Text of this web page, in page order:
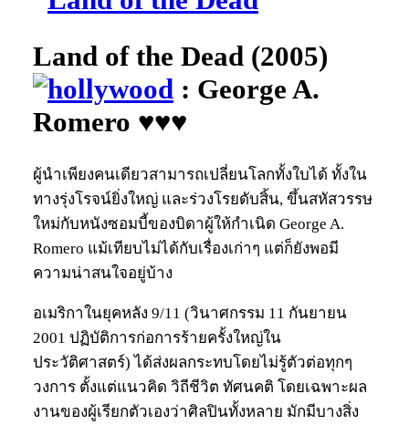
Land of the Dead (2005)
: George A.
Romero ♥♥♥
ผู้นำเพียงคนเดียวสามารถเปลี่ยนโลกทั้งใบได้ ทั้งใน
ทางรุ่งโรจน์ยิ่งใหญ่ และร่วงโรยดับสิ้น, ขึ้นสหัสวรรษ
ใหม่กับหนังซอมบี้ของบิดาผู้ให้กำเนิด George A.
Romero แม้เทียบไม่ได้กับเรื่องเก่าๆ แต่ก็ยังพอมี
ความน่าสนใจอยู่บ้าง
อเมริกาในยุคหลัง 9/11 (วินาศกรรม 11 กันยายน
2001 ปฏิบัติการก่อการร้ายครั้งใหญ่ใน
ประวัติศาสตร์) ได้ส่งผลกระทบโดยไม่รู้ตัวต่อทุกๆ
วงการ ตั้งแต่แนวคิด วิถีชีวิต ทัศนคติ โดยเฉพาะผล
งานของผู้เรียกตัวเองว่าศิลปินทั้งหลาย มักมีบางสิ่ง